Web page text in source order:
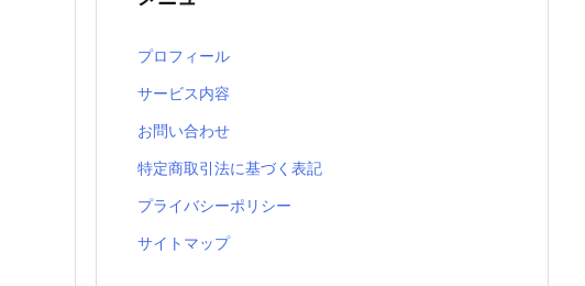
プロフィール
サービス内容
お問い合わせ
特定商取引法に基づく表記
プライバシーポリシー
サイトマップ